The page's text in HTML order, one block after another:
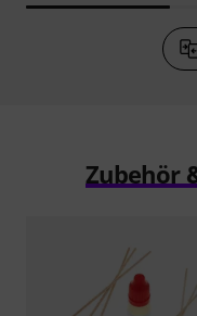
Zubehör